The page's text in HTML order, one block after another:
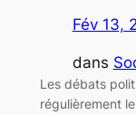
Fév 13,
dans
Les débats
régulièrement